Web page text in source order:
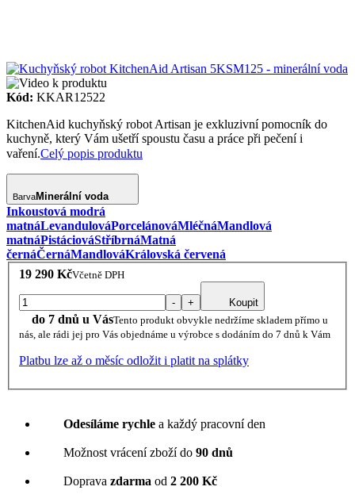
Kód: KKAR12522
KitchenAid kuchyňský robot Artisan je exkluzivní pomocník do
kuchyně, který Vám ušetří spoustu času a práce při pečení i
vaření.Celý popis produktu
BarvaMinerální voda
Inkoustová modrá
matnáLevandulováPorcelánováMléčnáMandlová
matnáPistáciováStříbrnáMatná
černáČernáMandlováKrálovská červená
19 290 KčVčetně DPH
- + Koupit
do 7 dnů u VásTento produkt obvykle nedržíme skladem přímo u
nás, ale rádi jej pro Vás objednáme u výrobce s dodáním do 7 dnů k Vám
Platbu lze až o měsíc odložit i platit na splátky
Odesíláme rychle a každý pracovní den
Možnost vrácení zboží do 90 dnů
Doprava zdarma od 2 200 Kč